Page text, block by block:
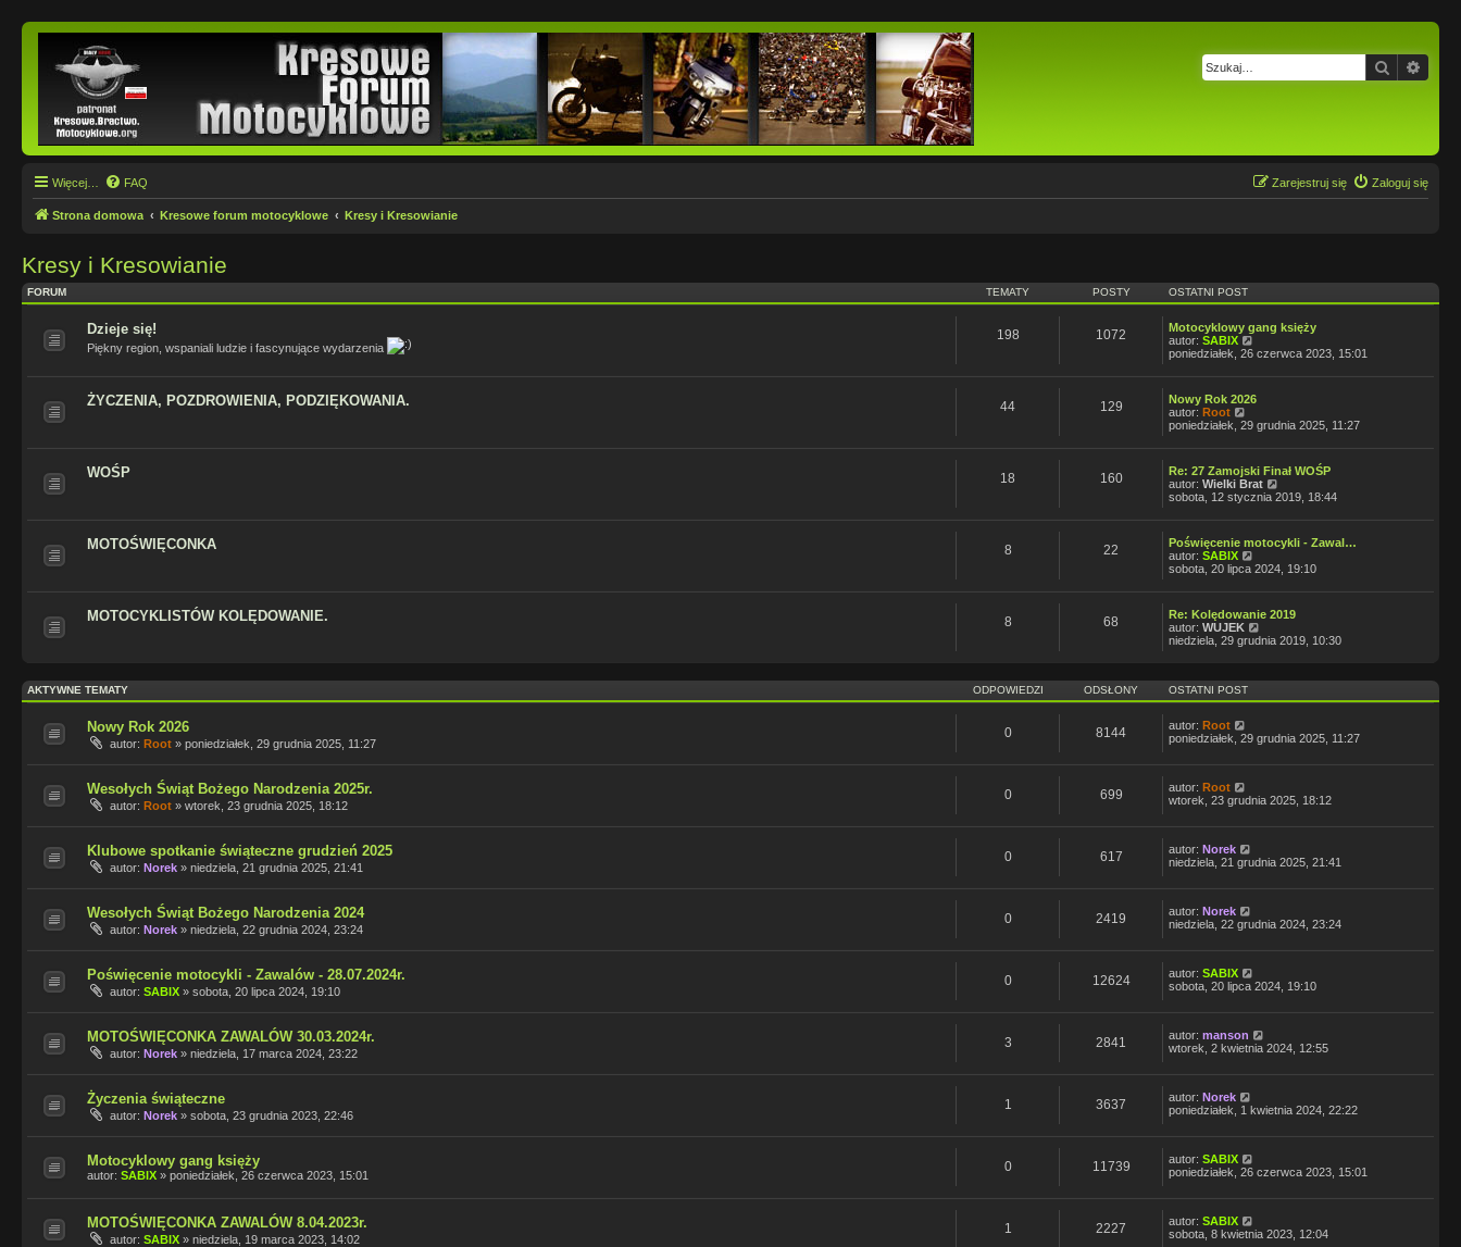
Szukaj
Więcej… FAQ Zaloguj się
Zarejestruj się
Strona domowa Kresowe forum motocyklowe Kresy i Kresowianie
Kresy i Kresowianie
FORUM TEMATY POSTY OSTATNI POST
Dzieje się!
Piękny region, wspaniali ludzie i fascynujące wydarzenia
198 1072
Motocyklowy gang księży
autor: SABIX
y
e
j
n
o
y
o
poniedziałek, 26 czerwca 2023, 15:01
ŻYCZENIA, POZDROWIENIA, PODZIĘKOWANIA. 44 129
Nowy Rok 2026
autor: Root
y
e
t
l
j
n
o
y
p
o
poniedziałek, 29 grudnia 2025, 11:27
WOŚP 18 160
Re: 27 Zamojski Finał WOŚP
autor: Wielki Brat
y
e
l
j
o
z
p
t
sobota, 12 stycznia 2019, 18:44
MOTOŚWIĘCONKA 8 22
Poświęcenie motocykli - Zawal…
autor: SABIX
y
e
t
l
j
n
s
s
sobota, 20 lipca 2024, 19:10
MOTOCYKLISTÓW KOLĘDOWANIE. 8 68
Re: Kolędowanie 2019
autor: WUJEK
y
i
t
a
w
s
o
niedziela, 29 grudnia 2019, 10:30
AKTYWNE TEMATY ODPOWIEDZI ODSŁONY OSTATNI POST
Nowy Rok 2026
autor: Root » poniedziałek, 29 grudnia 2025, 11:27
0 8144 autor: Root
poniedziałek, 29 grudnia 2025, 11:27
Wesołych Świąt Bożego Narodzenia 2025r.
autor: Root » wtorek, 23 grudnia 2025, 18:12
0 699 autor: Root
wtorek, 23 grudnia 2025, 18:12
Klubowe spotkanie świąteczne grudzień 2025
autor: Norek » niedziela, 21 grudnia 2025, 21:41
0 617 autor: Norek
niedziela, 21 grudnia 2025, 21:41
Wesołych Świąt Bożego Narodzenia 2024
autor: Norek » niedziela, 22 grudnia 2024, 23:24
0 2419 autor: Norek
niedziela, 22 grudnia 2024, 23:24
Poświęcenie motocykli - Zawalów - 28.07.2024r.
autor: SABIX » sobota, 20 lipca 2024, 19:10
0 12624 autor: SABIX
sobota, 20 lipca 2024, 19:10
MOTOŚWIĘCONKA ZAWALÓW 30.03.2024r.
autor: Norek » niedziela, 17 marca 2024, 23:22
3 2841 autor: manson
wtorek, 2 kwietnia 2024, 12:55
Życzenia świąteczne
autor: Norek » sobota, 23 grudnia 2023, 22:46
1 3637 autor: Norek
poniedziałek, 1 kwietnia 2024, 22:22
Motocyklowy gang księży
autor: SABIX » poniedziałek, 26 czerwca 2023, 15:01
0 11739 autor: SABIX
poniedziałek, 26 czerwca 2023, 15:01
MOTOŚWIĘCONKA ZAWALÓW 8.04.2023r.
autor: SABIX » niedziela, 19 marca 2023, 14:02
1 2227 autor: SABIX
sobota, 8 kwietnia 2023, 12:04